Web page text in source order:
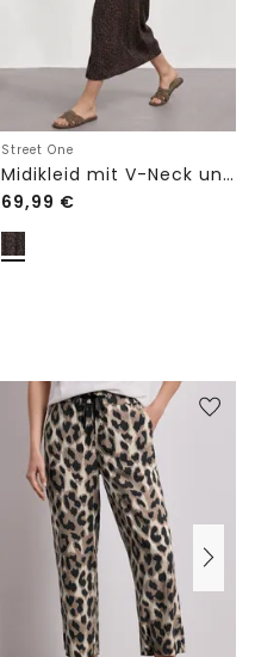
Street One
Midikleid mit V-Neck und Leo-Print
69,99 €